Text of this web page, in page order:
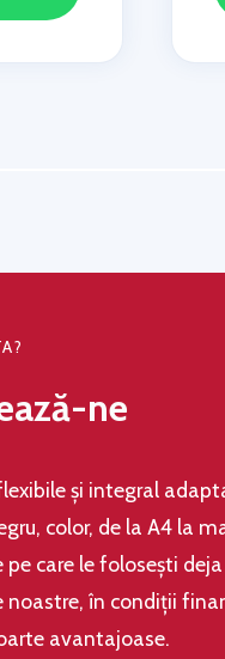
ne
şi integral
color, de la A4 la
care le folosești deja
în condiţii
avantajoase.